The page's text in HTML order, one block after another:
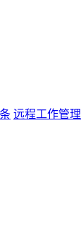
远程工作管理